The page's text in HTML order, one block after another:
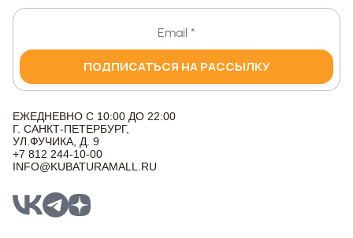
ПОДПИСАТЬСЯ НА РАССЫЛКУ
ЕЖЕДНЕВНО С 10:00 ДО 22:00
Г. САНКТ-ПЕТЕРБУРГ,
УЛ.ФУЧИКА, Д. 9
+7 812 244-10-00
INFO@KUBATURAMALL.RU